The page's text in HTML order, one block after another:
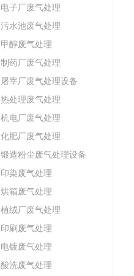
电子厂废气处理
污水池废气处理
甲醇废气处理
制药厂废气处理
屠宰厂废气处理设备
热处理废气处理
机电厂废气处理
化肥厂废气处理
锻造粉尘废气处理设备
印染废气处理
烘箱废气处理
植绒厂废气处理
印刷废气处理
电镀废气处理
酸洗废气处理